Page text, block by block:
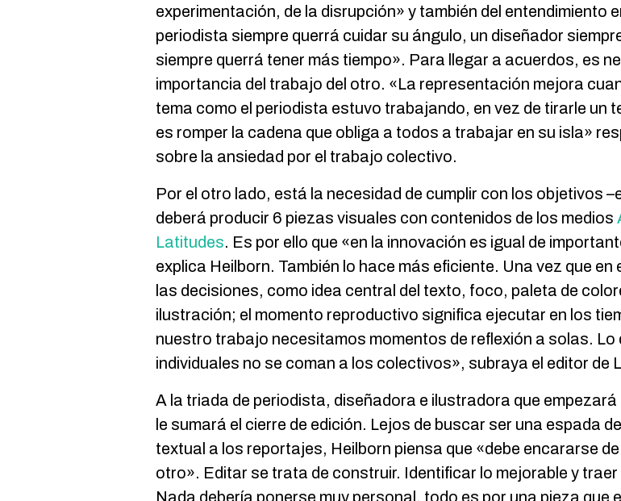
experimentación, de la disrupción» y también del entendimiento
periodista siempre querrá cuidar su ángulo, un diseñador
siempre querrá tener más tiempo». Para llegar a acuerdos, es
importancia del trabajo del otro. «La representación mejora
tema como el periodista estuvo trabajando, en vez de tirarle un
es romper la cadena que obliga a todos a trabajar en su isla»
sobre la ansiedad por el trabajo colectivo.
Por el otro lado, está la necesidad de cumplir con los objetivos
deberá producir 6 piezas visuales con contenidos de los medios
Latitudes. Es por ello que «en la innovación es igual de
explica Heilborn. También lo hace más eficiente. Una vez que
las decisiones, como idea central del texto, foco, paleta de
ilustración; el momento reproductivo significa ejecutar en los
nuestro trabajo necesitamos momentos de reflexión a solas. Lo
individuales no se coman a los colectivos», subraya el editor de
A la triada de periodista, diseñadora e ilustradora que
le sumará el cierre de edición. Lejos de buscar ser una espada
textual a los reportajes, Heilborn piensa que «debe encararse
otro». Editar se trata de construir. Identificar lo mejorable y
Nada debería ponerse muy personal, todo es por una pieza que